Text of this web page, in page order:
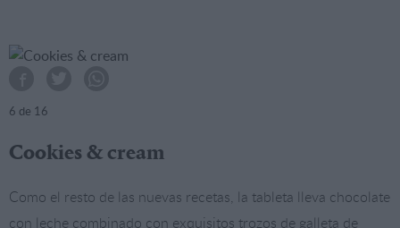
6 de 16
Cookies & cream
Como el resto de las nuevas recetas, la tableta lleva chocolate
con leche combinado con exquisitos trozos de galleta de